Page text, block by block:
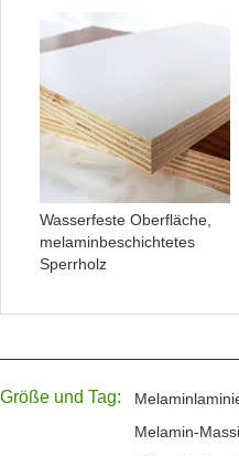
Wasserfeste Oberfläche,
melaminbeschichtetes
Sperrholz
Größe und Tag:
Melamin-